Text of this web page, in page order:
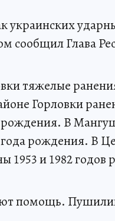
украинских
сообщил Глава
тяжелые
Горловки
В
рождения. В
1953 и 1982 годов
помощь.